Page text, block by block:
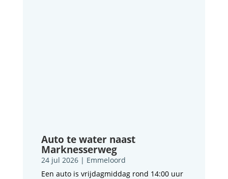
Auto te water naast
Marknesserweg
24 jul 2026| Emmeloord
Een auto is vrijdagmiddag rond 14:00 uur